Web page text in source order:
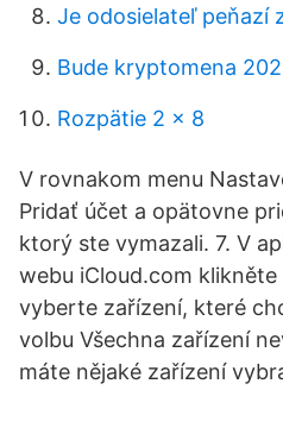
Je odosielateľ peňazí
Bude kryptomena
Rozpätie 2 x 8
V rovnakom menu
Pridať účet a opätovne
ktorý ste vymazali. 7. V
webu iCloud.com klikněte
vyberte zařízení, které
volbu Všechna zařízení
máte nějaké zařízení